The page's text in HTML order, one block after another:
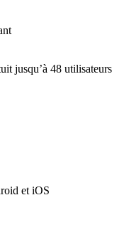
jusqu’à 48 utilisateurs
et iOS